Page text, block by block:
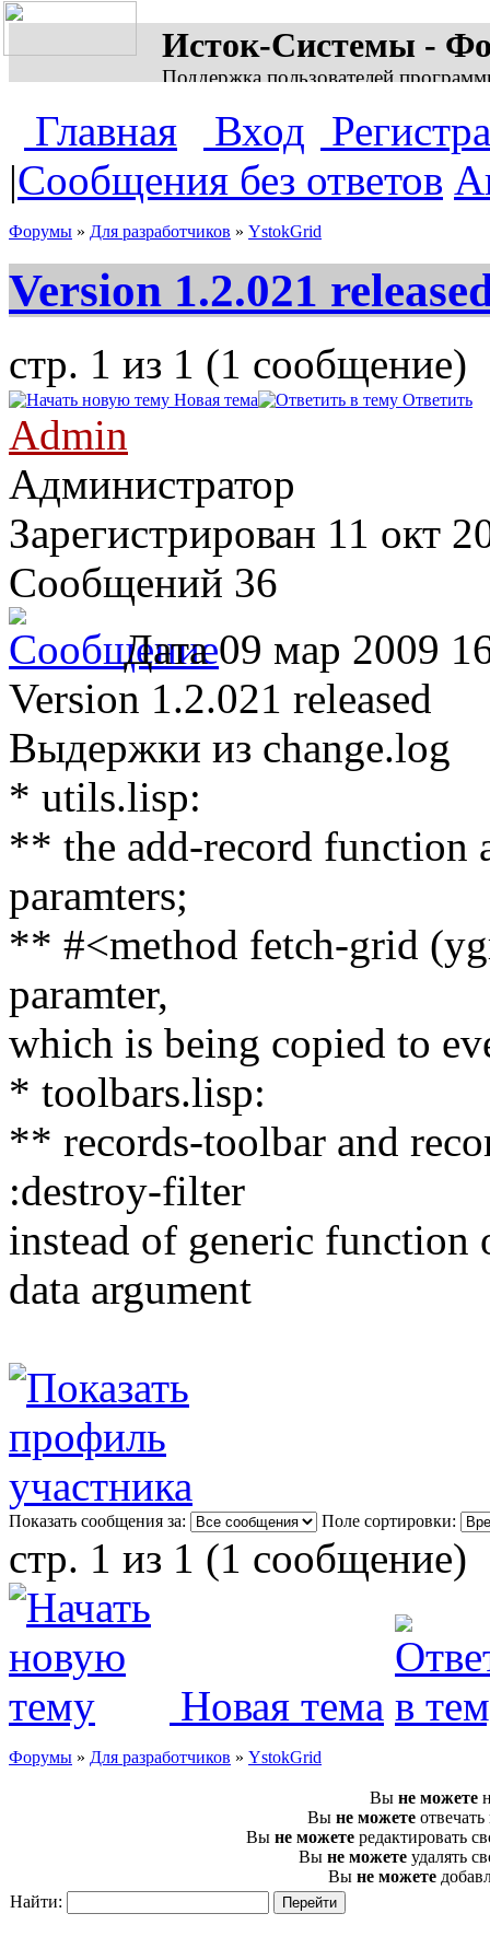
Исток-Системы -
Поддержка пользователей
Главная Вход
|Сообщения без ответов
Форумы » Для разработчиков » YstokGrid
Version 1.2.021
стр. 1 из 1 (1 сообщение)
Новая тема Ответить
Admin
Администратор
Зарегистрирован 11 окт
Сообщений 36
Дата09 мар 2009
Version 1.2.021 released
Выдержки из change.log
* utils.lisp:
** the add-record function
paramters;
** #<method fetch-grid
paramter,
which is being copied to
* toolbars.lisp:
** records-toolbar and
:destroy-filter
instead of generic function
data argument
Показать сообщения за: Поле сортировки:
стр. 1 из 1 (1 сообщение)
Новая тема
Форумы » Для разработчиков » YstokGrid
Вы не можете
Вы не можете
Вы не можете редактировать
Вы не можете удалять
Вы не можете
Найти: